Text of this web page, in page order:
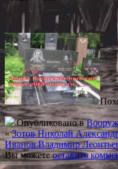
Опубликовано в
«Зотов Николай
Иванов Владимир
Вы можетеоставить